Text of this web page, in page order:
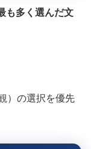
も多く選んだ文
）の選択を優先